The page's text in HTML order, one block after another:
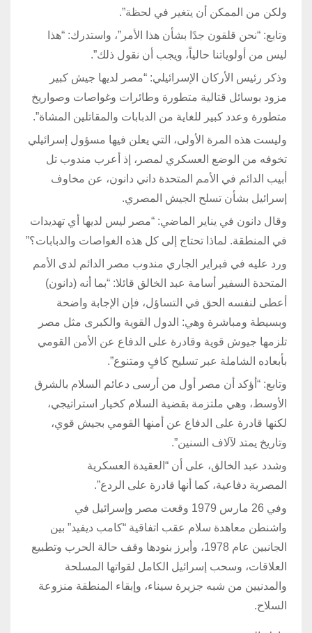
ولكن من الممكن أن يتغير في لحظة”.
وتابع: “نحن قلقون جدًا بشأن هذا الأمر”، واستدرك: “هذا
ليس من أولوياتنا حالياً، ويجب أن نقول ذلك”.
وذكر رئيس الأركان الإسرائيلي: “مصر لديها جيش كبير
مزود بوسائل قتالية متطورة وطائرات وغواصات وصواريخ
متطورة وعدد كبير للغاية من الدبابات والمقاتلين المشاة”.
وليست هذه المرة الأولى، التي يعلن فيها مسؤول إسرائيلي
تخوفه من الوضع العسكري لمصر، إذ أعرب مندوب تل
أبيب الدائم في الأمم المتحدة داني دانون، عن مخاوف
إسرائيل بشأن تسلح الجيش المصري.
وقال دانون في يناير الماضي: “مصر ليس لديها أي تهديدات
في المنطقة. لماذا تحتاج إلى كل هذه الغواصات والدبابات؟”
ورد عليه في فبراير الجاري مندوب مصر الدائم لدى الأمم
المتحدة السفير أسامة عبد الخالق قائلا: “بما أنه (دانون)
أعطى لنفسه الحق في التساؤل، فإن الإجابة واضحة
وبسيطة ومباشرة وهي: الدول القوية والكبرى مثل مصر
تلزمها جيوش قوية وقادرة على الدفاع عن الأمن القومي
بأبعاده الشاملة عبر تسليح كافٍ ومتنوع”.
وتابع: “أؤكد أن مصر أول من أرسى دعائم السلام بالشرق
الأوسط، وهي ملتزمة بقضية السلام كخيار استراتيجي،
لكنها قادرة على الدفاع عن أمنها القومي بجيش قوي،
وتاريخ يمتد لآلاف السنين”.
وشدد عبد الخالق، على أن “العقيدة العسكرية
المصرية دفاعية، كما أنها قادرة على الردع”.
وفي 26 مارس 1979 وقعت مصر وإسرائيل في
واشنطن معاهدة سلام عقب اتفاقية “كامب ديفيد” بين
الجانبين عام 1978، وأبرز بنودها وقف حالة الحرب وتطبيع
العلاقات، وسحب إسرائيل الكامل لقواتها المسلحة
والمدنيين من شبه جزيرة سيناء، وإبقاء المنطقة منزوعة
السلاح.